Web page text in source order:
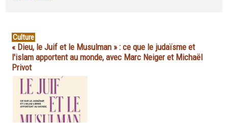
Culture
« Dieu, le Juif et le Musulman » : ce que le judaïsme et
l'islam apportent au monde, avec Marc Neiger et Michaël
Privot